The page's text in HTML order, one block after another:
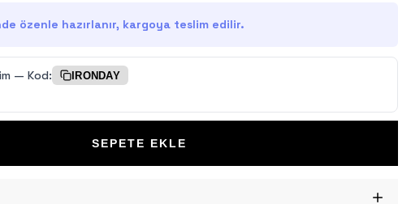
özenle hazırlanır, kargoya teslim edilir.
— Kod: IRONDAY
SEPETE EKLE